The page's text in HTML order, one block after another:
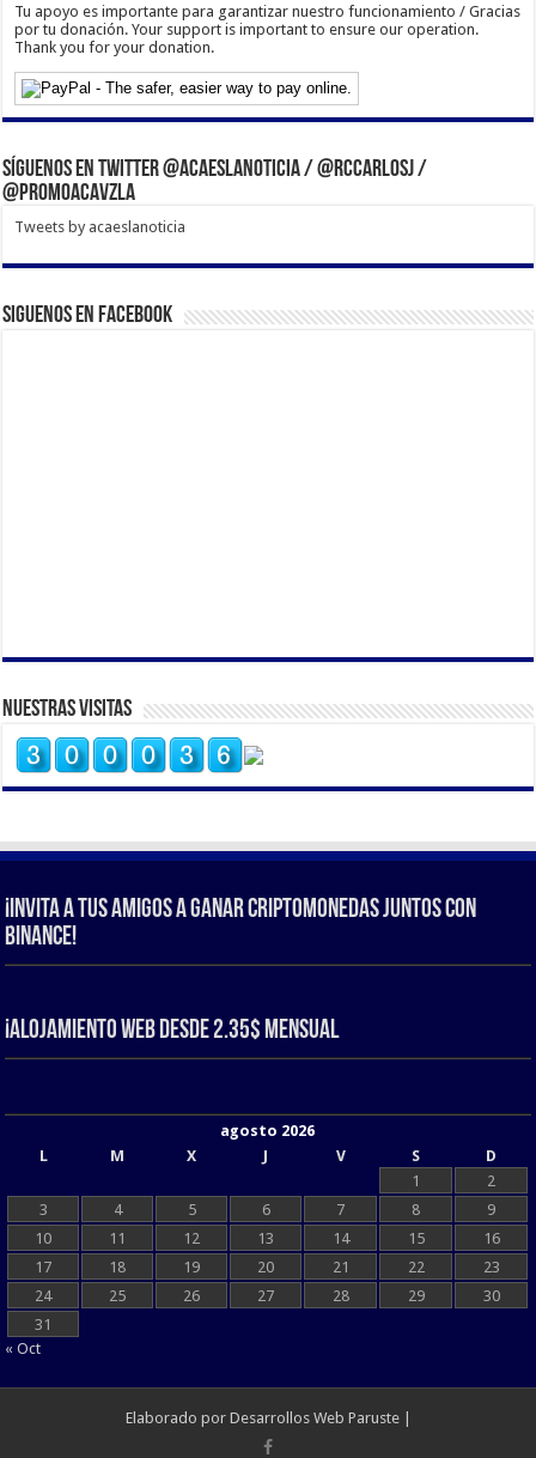
Tu apoyo es importante para garantizar nuestro funcionamiento / Gracias
por tu donación. Your support is important to ensure our operation.
Thank you for your donation.
Síguenos en Twitter @acaeslanoticia / @rccarlosj /
@PromoACAVzla
Tweets by acaeslanoticia
Siguenos en Facebook
Nuestras Visitas
¡Invita a tus amigos a ganar criptomonedas juntos con
Binance!
¡Alojamiento web Desde 2.35$ Mensual
agosto 2026
L
M X J V S
D
1
2
3
4 5 6 7 8
9
10
11 12 13 14 15
16
17
18 19 20 21 22
23
24
25 26 27 28 29
30
31
« Oct
Elaborado por Desarrollos Web Paruste|